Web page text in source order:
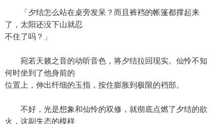
「夕结怎么站在桌旁发呆？而且裤裆的帐篷都撑起来
了，太阳还没下山就忍
不住了吗？」
宛若天籁之音的动听音色，将夕结拉回现实。仙怜不知
何时坐到了他身前的
位置上，伸出纤细的玉指，按住膨胀到极限的裆部。
不好，光是想象和仙怜的双修，就彻底点燃了夕结的欲
火，这副失态的模样